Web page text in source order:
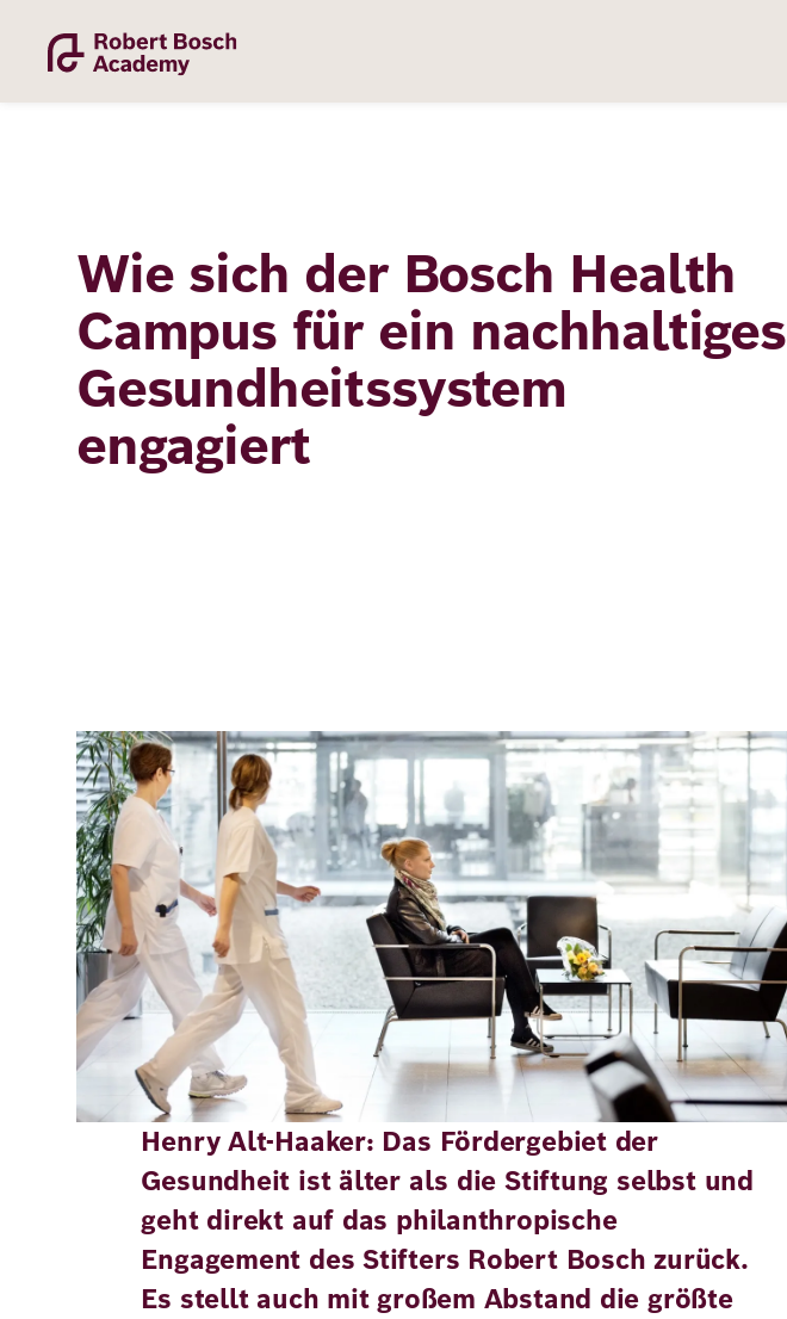
Inhalt
Academy
Fellowship
Fellows
Veranstaltungen
Perspectives
Deutsch Englisch
Wie sich der Bosch Health
Campus für ein nachhaltiges
Gesundheitssystem
engagiert
Bild
Henry Alt-Haaker: Das Fördergebiet der
Gesundheit ist älter als die Stiftung selbst und
geht direkt auf das philanthropische
Engagement des Stifters Robert Bosch zurück.
Es stellt auch mit großem Abstand die größte